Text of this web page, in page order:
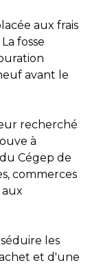
aux frais
fosse
avant le
recherché
à
Cégep de
commerces
aux
les
et d'une